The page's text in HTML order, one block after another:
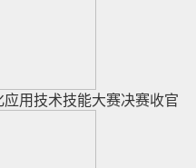
用技术技能大赛决赛收官